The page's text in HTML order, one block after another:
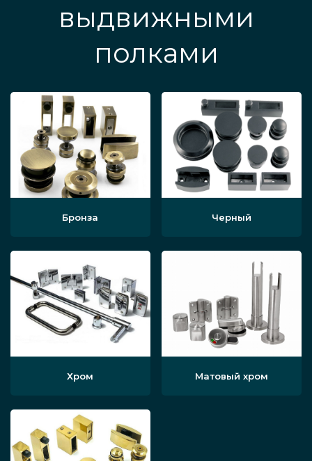
выдвижными
полками
Бронза Черный
Хром Матовый хром